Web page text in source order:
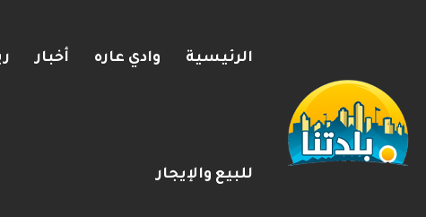
الرئيسية وادي عاره أخبار
للبيع والإيجار
سلطة الضرائب: “تصاعد هجرة
الإعلانات